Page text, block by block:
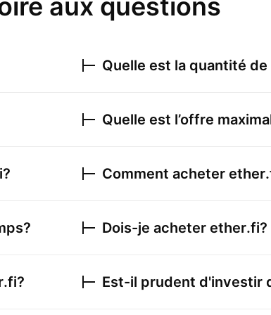
aux questions
?
?
Quelle est la quantité de
Quelle est l’offre
Comment acheter
Dois-je acheter ether.fi?
Est-il prudent d'investir